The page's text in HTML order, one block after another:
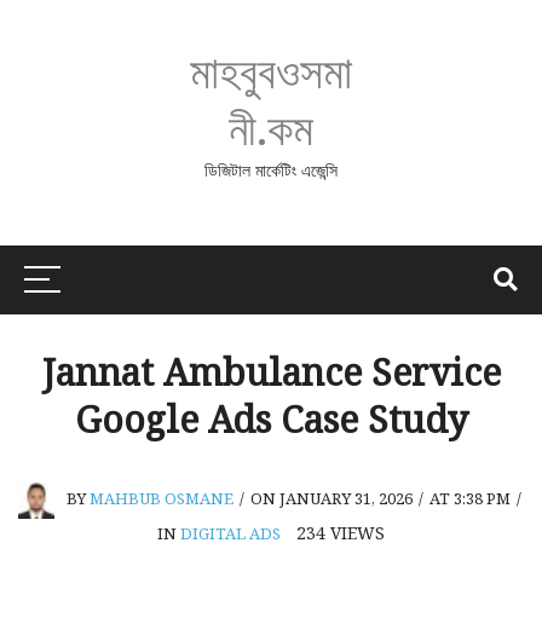
মাহবুবওসমা
নী.কম
ডিজিটাল মার্কেটিং এজেন্সি
Jannat Ambulance Service
Google Ads Case Study
BYMAHBUB OSMANE / ON JANUARY 31, 2026 / AT 3:38 PM /
INDIGITAL ADS 234 VIEWS